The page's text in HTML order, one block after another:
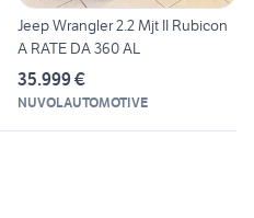
Jeep Wrangler 2.2 Mjt II Rubicon
A RATE DA 360 AL
35.999 €
NUVOLAUTOMOTIVE